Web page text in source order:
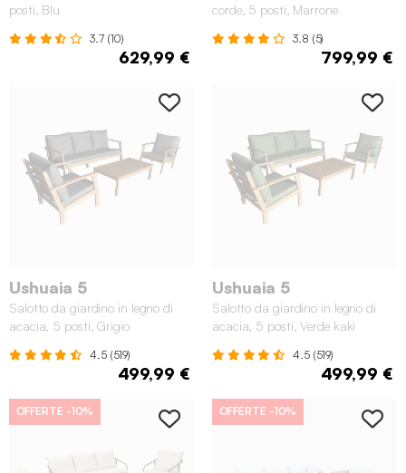
posti, Blu
3.7 (10)
629,99 €
corde, 5 posti, Marrone
3.8 (5)
799,99 €
Ushuaia 5
Salotto da giardino in legno di
acacia, 5 posti, Grigio
4.5 (519)
499,99 €
Ushuaia 5
Salotto da giardino in legno di
acacia, 5 posti, Verde kaki
4.5 (519)
499,99 €
OFFERTE -10% OFFERTE -10%